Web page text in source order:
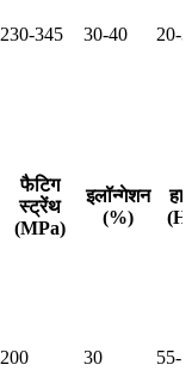
230-345 30-40 20-
फैटिग
स्ट्रेंथ
(MPa)
इलॉन्गेशन
(%)
200 30 55-